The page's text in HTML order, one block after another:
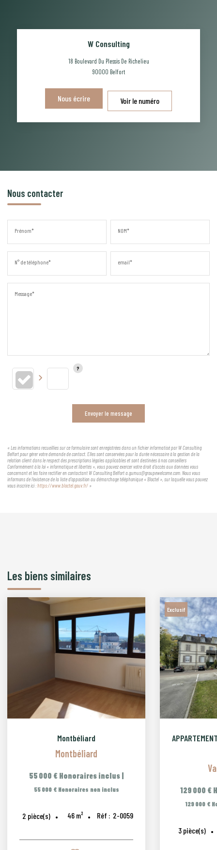
W Consulting
18 Boulevard Du Plessis De Richelieu
90000 Belfort
Nous écrire Voir le numéro
Nous contacter
Prénom* NOM*
N° de téléphone* email*
Message*
Envoyer le message
« Les informations recueillies sur ce formulaire sont enregistrées dans un fichier informatisé par W Consulting
Belfort pour gérer votre demande de contact. Elles sont conservées pour la durée nécessaire à la gestion de la
relation client dans le respect des prescriptions légales applicables et sont destinées à nos conseillers
Conformément à la loi « informatique et libertés », vous pouvez exercer votre droit d'accès aux données vous
concernant et les faire rectifier en contactant W Consulting Belfort a.gumus@groupewelcome.com. Nous vous
informons de l'existence de la liste d'opposition au démarchage téléphonique « Bloctel », sur laquelle vous pouvez
vous inscrire ici :https://www.bloctel.gouv.fr/ »
Les biens similaires
Montbéliard
Montbéliard
55 000 € Honoraires inclus |
55 000 € Honoraires non inclus
2 pièce(s) 46 m² Réf : 2-0059
Exclusif
129 000 €
129 000 €
3 pièce(s)